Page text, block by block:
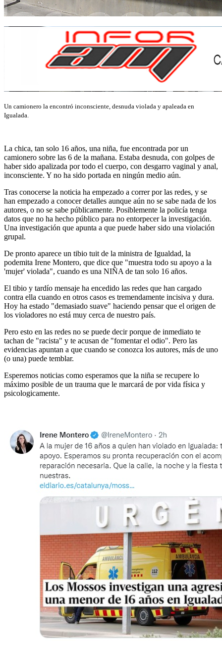
Un camionero la encontró inconsciente, desnuda violada y apaleada en
Igualada.
La chica, tan solo 16 años, una niña, fue encontrada por un
camionero sobre las 6 de la mañana. Estaba desnuda, con golpes de
haber sido apalizada por todo el cuerpo, con desgarro vaginal y anal,
inconsciente. Y no ha sido portada en ningún medio aún.
Tras conocerse la noticia ha empezado a correr por las redes, y se
han empezado a conocer detalles aunque aún no se sabe nada de los
autores, o no se sabe públicamente. Posiblemente la policía tenga
datos que no ha hecho público para no entorpecer la investigación.
Una investigación que apunta a que puede haber sido una violación
grupal.
De pronto aparece un tibio tuit de la ministra de Igualdad, la
podemita Irene Montero, que dice que "muestra todo su apoyo a la
'mujer' violada", cuando es una NIÑA de tan solo 16 años.
El tibio y tardío mensaje ha encedido las redes que han cargado
contra ella cuando en otros casos es tremendamente incisiva y dura.
Hoy ha estado "demasiado suave" haciendo pensar que el origen de
los violadores no está muy cerca de nuestro país.
Pero esto en las redes no se puede decir porque de inmediato te
tachan de "racista" y te acusan de "fomentar el odio". Pero las
evidencias apuntan a que cuando se conozca los autores, más de uno
(o una) puede temblar.
Esperemos noticias como esperamos que la niña se recupere lo
máximo posible de un trauma que le marcará de por vida física y
psicologicamente.